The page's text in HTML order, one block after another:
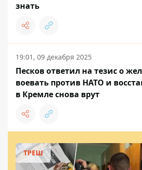
знать
19:01, 09 декабря 2025
Песков ответил на тезис о
воевать против НАТО и
в Кремле снова врут
ТРЕШ